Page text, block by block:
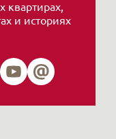
квартирах,
и историях